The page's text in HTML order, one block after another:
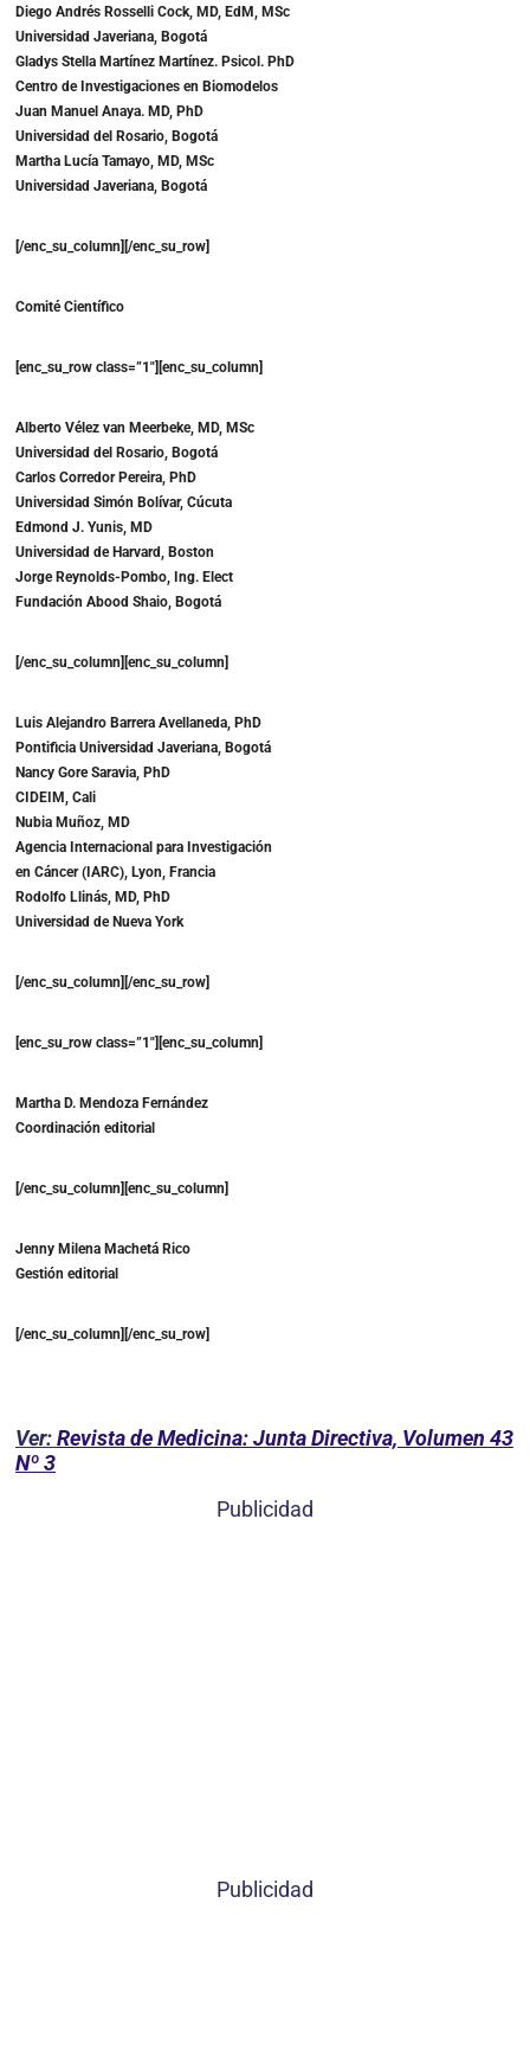
Diego Andrés Rosselli Cock, MD, EdM, MSc
Universidad Javeriana, Bogotá
Gladys Stella Martínez Martínez. Psicol. PhD
Centro de Investigaciones en Biomodelos
Juan Manuel Anaya. MD, PhD
Universidad del Rosario, Bogotá
Martha Lucía Tamayo, MD, MSc
Universidad Javeriana, Bogotá
[/enc_su_column][/enc_su_row]
Comité Científico
[enc_su_row class=”1″][enc_su_column]
Alberto Vélez van Meerbeke, MD, MSc
Universidad del Rosario, Bogotá
Carlos Corredor Pereira, PhD
Universidad Simón Bolívar, Cúcuta
Edmond J. Yunis, MD
Universidad de Harvard, Boston
Jorge Reynolds-Pombo, Ing. Elect
Fundación Abood Shaio, Bogotá
[/enc_su_column][enc_su_column]
Luis Alejandro Barrera Avellaneda, PhD
Pontificia Universidad Javeriana, Bogotá
Nancy Gore Saravia, PhD
CIDEIM, Cali
Nubia Muñoz, MD
Agencia Internacional para Investigación
en Cáncer (IARC), Lyon, Francia
Rodolfo Llinás, MD, PhD
Universidad de Nueva York
[/enc_su_column][/enc_su_row]
[enc_su_row class=”1″][enc_su_column]
Martha D. Mendoza Fernández
Coordinación editorial
[/enc_su_column][enc_su_column]
Jenny Milena Machetá Rico
Gestión editorial
[/enc_su_column][/enc_su_row]
Ver:Revista de Medicina: Junta Directiva, Volumen 43
Nº 3
Publicidad
Publicidad